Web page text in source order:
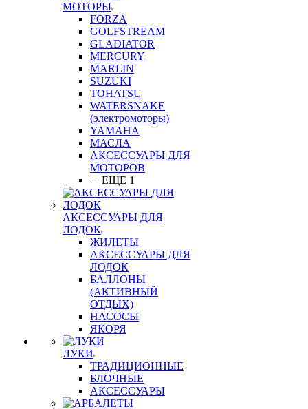
МОТОРЫ
FORZA
GOLFSTREAM
GLADIATOR
MERCURY
MARLIN
SUZUKI
TOHATSU
WATERSNAKE
(электромоторы)
YAMAHA
МАСЛА
АКСЕССУАРЫ ДЛЯ
МОТОРОВ
+ ЕЩЕ 1
АКСЕССУАРЫ ДЛЯ
ЛОДОК
ЖИЛЕТЫ
АКСЕССУАРЫ ДЛЯ
ЛОДОК
БАЛЛОНЫ
(АКТИВНЫЙ
ОТДЫХ)
НАСОСЫ
ЯКОРЯ
ЛУКИ
ТРАДИЦИОННЫЕ
БЛОЧНЫЕ
АКСЕССУАРЫ